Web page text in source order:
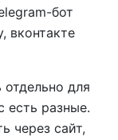
бот
вконтакте
для
есть разные.
через сайт,